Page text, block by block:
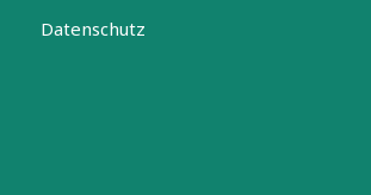
Datenschutz